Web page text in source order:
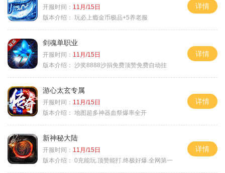
开服时间： 11月/15日
版本介绍： 玩必上瘾金币极品+5养老服
详情
剑魂单职业
开服时间： 11月/15日
版本介绍： 沙奖8888沙捐免费顶赞免费自动挂
详情
游心太玄专属
开服时间： 11月/15日
版本介绍： 地图超多神器血祭爆率全开
详情
新神秘大陆
开服时间： 11月/15日
版本介绍： 0充能玩.顶赞能打.终极好爆.全网第一
详情